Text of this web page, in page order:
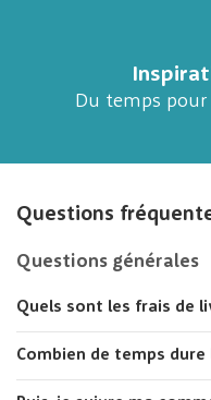
Du temps
Questions
Questions générales
Quels sont les frais de
Combien de temps dure